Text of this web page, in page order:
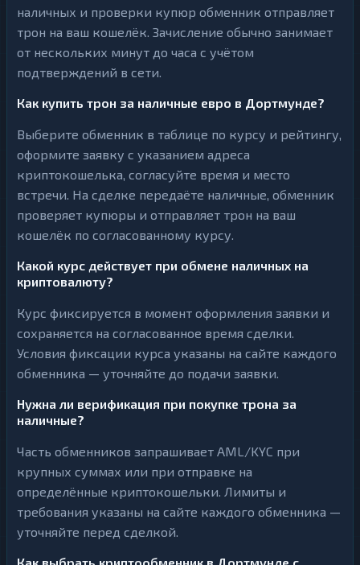
наличных и проверки купюр обменник отправляет
трон на ваш кошелёк. Зачисление обычно занимает
от нескольких минут до часа с учётом
подтверждений в сети.
Как купить трон за наличные евро в Дортмунде?
Выберите обменник в таблице по курсу и рейтингу,
оформите заявку с указанием адреса
криптокошелька, согласуйте время и место
встречи. На сделке передаёте наличные, обменник
проверяет купюры и отправляет трон на ваш
кошелёк по согласованному курсу.
Какой курс действует при обмене наличных на
криптовалюту?
Курс фиксируется в момент оформления заявки и
сохраняется на согласованное время сделки.
Условия фиксации курса указаны на сайте каждого
обменника — уточняйте до подачи заявки.
Нужна ли верификация при покупке трона за
наличные?
Часть обменников запрашивает AML/KYC при
крупных суммах или при отправке на
определённые криптокошельки. Лимиты и
требования указаны на сайте каждого обменника —
уточняйте перед сделкой.